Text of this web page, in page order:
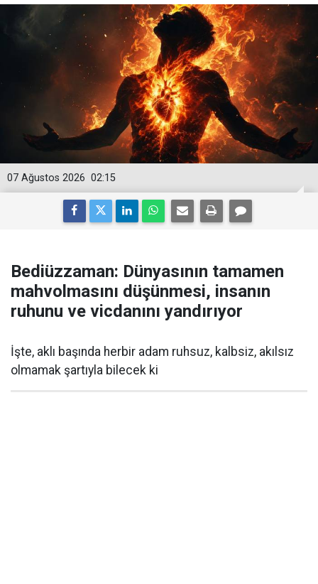
02:15
07 Ağustos 2026
Bediüzzaman: Dünyasının tamamen
mahvolmasını düşünmesi, insanın
ruhunu ve vicdanını yandırıyor
İşte, aklı başında herbir adam ruhsuz, kalbsiz, akılsız
olmamak şartıyla bilecek ki